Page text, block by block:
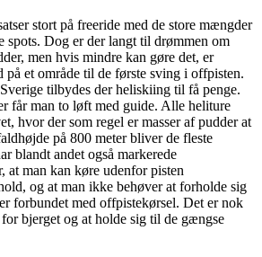
stort på freeride med de store mængder
spots. Dog er der langt til drømmen om
men hvis mindre kan gøre det, er
på et område til de første sving i offpisten.
tilbydes der heliskiing til få penge.
får man to løft med guide. Alle heliture
hvor der som regel er masser af pudder at
på 800 meter bliver de fleste
blandt andet også markerede
at man kan køre udenfor pisten
og at man ikke behøver at forholde sig
forbundet med offpistekørsel. Det er nok
bjerget og at holde sig til de gængse